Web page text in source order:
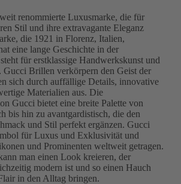
renommierte Luxusmarke, die für
Stil und ihre extravagante Eleganz
die 1921 in Florenz, Italien,
eine lange Geschichte in der
für erstklassige Handwerkskunst und
Gucci Brillen verkörpern den Geist der
sich durch auffällige Details, innovative
Materialien aus. Die
Gucci bietet eine breite Palette von
bis hin zu avantgardistisch, die den
und Stil perfekt ergänzen. Gucci
für Luxus und Exklusivität und
und Prominenten weltweit getragen.
man einen Look kreieren, der
modern ist und so einen Hauch
in den Alltag bringen.